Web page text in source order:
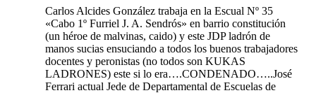
Carlos Alcides González trabaja en la Escual Nº 35
«Cabo 1º Furriel J. A. Sendrós» en barrio constitución
(un héroe de malvinas, caido) y este JDP ladrón de
manos sucias ensuciando a todos los buenos trabajadores
docentes y peronistas (no todos son KUKAS
LADRONES) este si lo era….CONDENADO…..José
Ferrari actual Jede de Departamental de Escuelas de